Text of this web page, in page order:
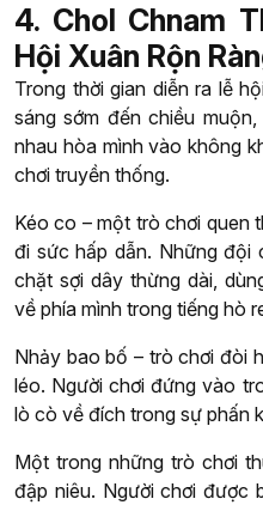
4. Chol Chnam
Hội Xuân Rộn
Trong thời gian diễn ra lễ
sáng sớm đến chiều
nhau hòa mình vào không
chơi truyền thống.
Kéo co – một trò chơi quen
đi sức hấp dẫn. Những đội
chặt sợi dây thừng dài,
về phía mình trong tiếng hò
Nhảy bao bố – trò chơi đòi
léo. Người chơi đứng vào
lò cò về đích trong sự phấn
Một trong những trò chơi
đập niêu. Người chơi được